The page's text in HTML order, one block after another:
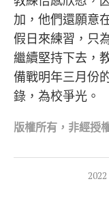
加，他們還願意
假日來練習，只
繼續堅持下去，
備戰明年三月份
錄，為校爭光。
版權所有，非經授